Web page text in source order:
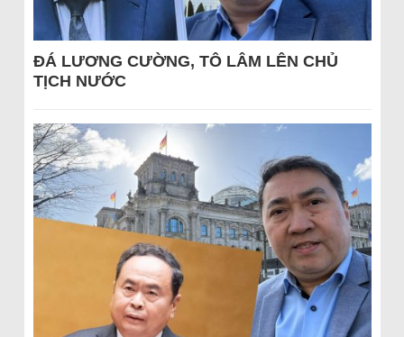
ĐÁ LƯƠNG CƯỜNG, TÔ LÂM LÊN CHỦ
TỊCH NƯỚC